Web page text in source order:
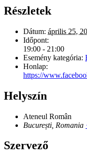
Részletek
Dátum: április 25,
Időpont:
19:00 - 21:00
Esemény kategória:
Honlap:
https://
Helyszín
Ateneul Român
București Romania
Szervező